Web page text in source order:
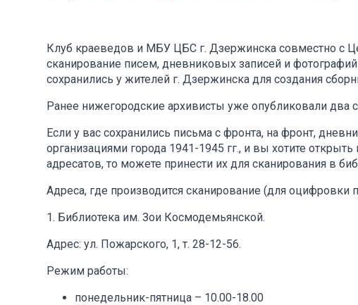
Клуб краеведов и МБУ ЦБС г. Дзержинска совместно с
сканирование писем, дневниковых записей и
сохранились у жителей г. Дзержинска для создания
Ранее нижегородские архивисты уже опубликовали два
Если у вас сохранились письма с фронта, на фронт,
организациями города 1941-1945 гг., и вы хотите
адресатов, то можете принести их для сканирования в
Адреса, где производится сканирование (для оцифровки
1. Библиотека им. Зои Космодемьянской.
Адрес: ул. Пожарского, 1, т. 28-12-56.
Режим работы:
понедельник-пятница – 10.00-18.00